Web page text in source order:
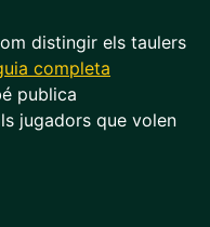
distingir els taulers
completa
publica
jugadors que volen